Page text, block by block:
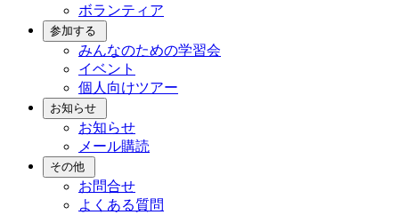
ボランティア
参加する
みんなのための学習会
イベント
個人向けツアー
お知らせ
お知らせ
メール購読
その他
お問合せ
よくある質問